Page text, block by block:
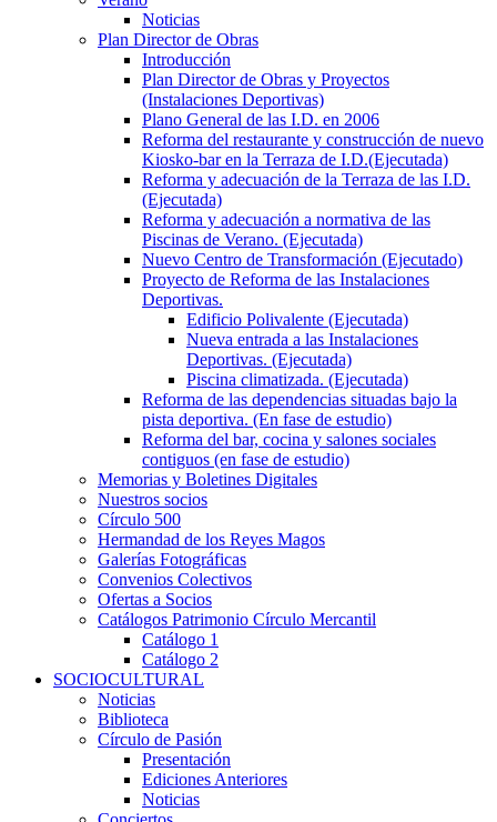
Noticias
Plan Director de Obras
Introducción
Plan Director de Obras y Proyectos
(Instalaciones Deportivas)
Plano General de las I.D. en 2006
Reforma del restaurante y construcción de nuevo
Kiosko-bar en la Terraza de I.D.(Ejecutada)
Reforma y adecuación de la Terraza de las I.D.
(Ejecutada)
Reforma y adecuación a normativa de las
Piscinas de Verano. (Ejecutada)
Nuevo Centro de Transformación (Ejecutado)
Proyecto de Reforma de las Instalaciones
Deportivas.
Edificio Polivalente (Ejecutada)
Nueva entrada a las Instalaciones
Deportivas. (Ejecutada)
Piscina climatizada. (Ejecutada)
Reforma de las dependencias situadas bajo la
pista deportiva. (En fase de estudio)
Reforma del bar, cocina y salones sociales
contiguos (en fase de estudio)
Memorias y Boletines Digitales
Nuestros socios
Círculo 500
Hermandad de los Reyes Magos
Galerías Fotográficas
Convenios Colectivos
Ofertas a Socios
Catálogos Patrimonio Círculo Mercantil
Catálogo 1
Catálogo 2
SOCIOCULTURAL
Noticias
Biblioteca
Círculo de Pasión
Presentación
Ediciones Anteriores
Noticias